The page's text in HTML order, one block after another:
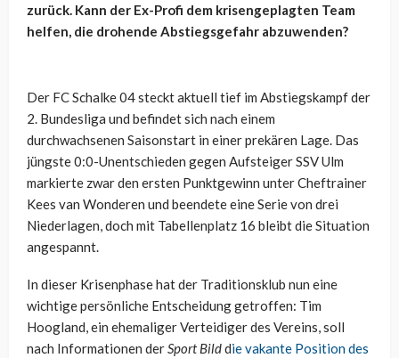
zurück. Kann der Ex-Profi dem krisengeplagten Team
helfen, die drohende Abstiegsgefahr abzuwenden?
Der FC Schalke 04 steckt aktuell tief im Abstiegskampf der
2. Bundesliga und befindet sich nach einem
durchwachsenen Saisonstart in einer prekären Lage. Das
jüngste 0:0-Unentschieden gegen Aufsteiger SSV Ulm
markierte zwar den ersten Punktgewinn unter Cheftrainer
Kees van Wonderen und beendete eine Serie von drei
Niederlagen, doch mit Tabellenplatz 16 bleibt die Situation
angespannt.
In dieser Krisenphase hat der Traditionsklub nun eine
wichtige persönliche Entscheidung getroffen: Tim
Hoogland, ein ehemaliger Verteidiger des Vereins, soll
nach Informationen derSport Bilddie vakante Position des